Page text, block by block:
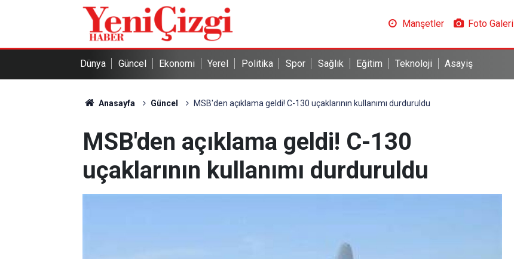
Manşetler Foto Galeri
Dünya Güncel Ekonomi Yerel Politika Spor Sağlık Eğitim Teknoloji Asayiş
Anasayfa Güncel MSB'den açıklama geldi! C-130 uçaklarının kullanımı durduruldu
MSB'den açıklama geldi! C-130
uçaklarının kullanımı durduruldu